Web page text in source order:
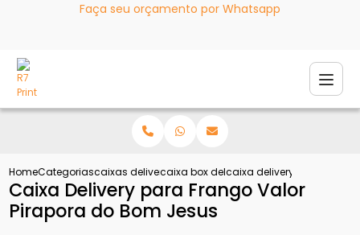
Faça seu orçamento por Whatsapp
HomeCategoriascaixas deliverycaixa box deliverycaixa delivery para
Caixa Delivery para Frango Valor
Pirapora do Bom Jesus